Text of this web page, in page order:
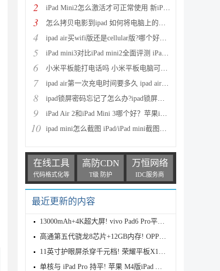
2 iPad Mini2怎么激活才可正常使用 新iPad Mini2激活教
3 怎么拷贝电影到ipad 如何将电脑上的文件拷贝到iPad上
4 ipad air买wifi版还是cellular版?哪个好？ipad air wi
5 iPad mini3对比iPad mini2全面评测 iPad mini3是否值
6 小米平板能打电话吗 小米平板电脑可以使用SIM卡打电话
7 ipad air第一次充电时间要多久 ipad air充电注意事项
8 ipad锁屏密码忘记了怎么办?ipad锁屏密码破解方法介绍
9 iPad Air 2和iPad Mini 3哪个好？苹果iPad Air2与Mini
10 ipad mini怎么截图 iPad/iPad mini截图技巧图解
在线工具
代码格式化等
高防CDN
T级 防护
万恒网络
IDC服务商
最近更新的内容
13000mAh+4K超大屏! vivo Pad6 Pro平板全面评测
高通第五代骁龙8芯片+12GB内存! OPPO Pad Mini 平板跑
11英寸护眼屏杀穿千元档! 荣耀平板X10发布 1299元起
单核与 iPad Pro 持平! 苹果 M4版iPad Air 跑分出炉